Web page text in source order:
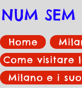
NUM
Home
Come visitare
Milano e i